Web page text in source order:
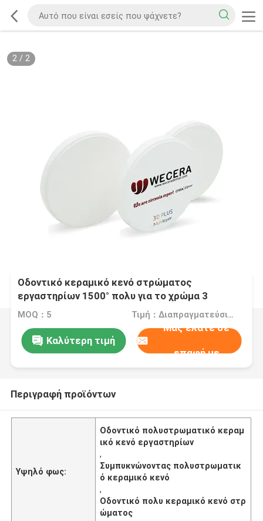
2/ 2
Οδοντικό κεραμικό κενό στρώματος
εργαστηρίων 1500° πολυ για το χρώμα 3
συμπύκνωσης 16 Vita χρώματα χλωρίνης
MOQ：5 Τιμή：Διαπραγματεύσιμα
Καλύτερη τιμή
Μας ελάτε σε
επαφή με
Περιγραφή προϊόντων
Υψηλό φως:
Οδοντικό πολυστρωματικό κεραμ
ικό κενό εργαστηρίων
,
Συμπυκνώνοντας πολυστρωματικ
ό κεραμικό κενό
,
Οδοντικό πολυ κεραμικό κενό στρ
ώματος